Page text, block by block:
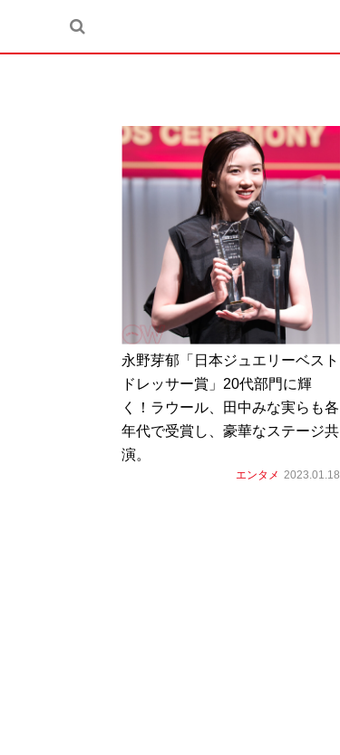
永野芽郁「日本ジュエリーベスト
ドレッサー賞」20代部門に輝
く！ラウール、田中みな実らも各
年代で受賞し、豪華なステージ共
演。
エンタメ 2023.01.18